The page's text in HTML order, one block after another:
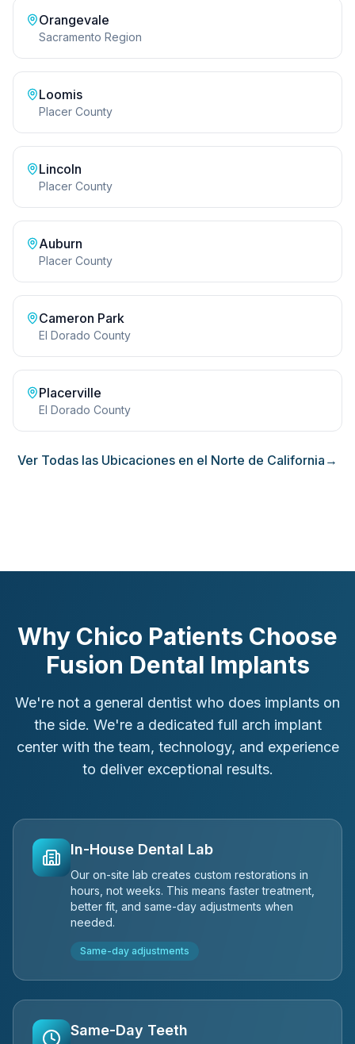
Orangevale
Sacramento Region
Loomis
Placer County
Lincoln
Placer County
Auburn
Placer County
Cameron Park
El Dorado County
Placerville
El Dorado County
Ver Todas las Ubicaciones en el Norte de California →
Why Chico Patients Choose
Fusion Dental Implants
We're not a general dentist who does implants on
the side. We're a dedicated full arch implant
center with the team, technology, and experience
to deliver exceptional results.
In-House Dental Lab
Our on-site lab creates custom restorations in
hours, not weeks. This means faster treatment,
better fit, and same-day adjustments when
needed.
Same-day adjustments
Same-Day Teeth